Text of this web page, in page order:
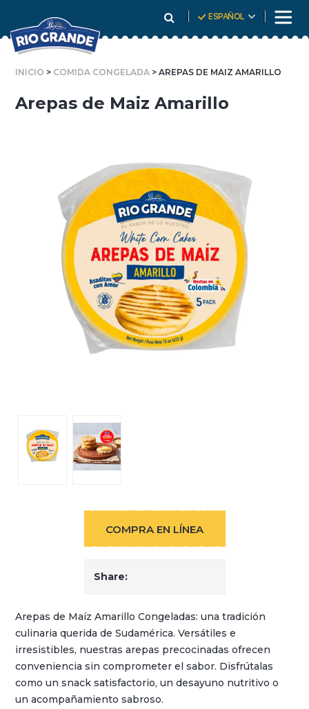
To
Content
ESPAÑOL
INICIO > COMIDA CONGELADA > AREPAS DE MAIZ AMARILLO
Arepas de Maiz Amarillo
Arepas de Maíz Amarillo Congeladas: una tradición
culinaria querida de Sudamérica. Versátiles e
irresistibles, nuestras arepas precocinadas ofrecen
conveniencia sin comprometer el sabor. Disfrútalas
como un snack satisfactorio, un desayuno nutritivo o
un acompañamiento sabroso.
COMPRA EN LÍNEA
Share: